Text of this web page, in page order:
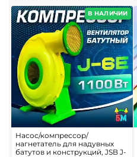
В НАЛИЧИИ
Насос/компрессор/
нагнетатель для надувных
батутов и конструкций, JSB J-